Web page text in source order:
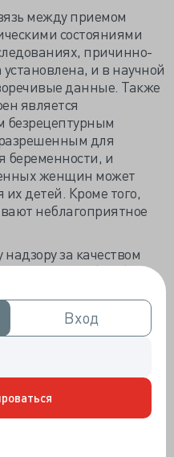
Вход
Вход
между приемом
состояниями
причинно-
и в научной
данные. Также
является
безрецептурным
для
беременности, и
женщин может
их детей. Кроме того,
неблагоприятное
за качеством
США (FDA),
здравоохранения
здоровье
лекарственных
и других биологических
для использования
изделий и
также отвечает
косметики,